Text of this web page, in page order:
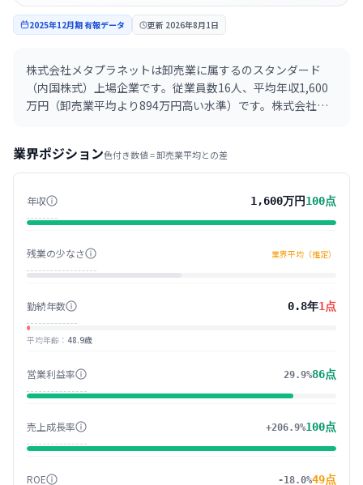
2025年12月期 有報データ 更新 2026年8月1日
株式会社メタプラネットは卸売業に属するのスタンダード
（内国株式）上場企業です。従業員数16人、平均年収1,600
万円（卸売業平均より894万円高い水準）です。株式会社レ
業、その他新規事業を手掛ける企業です。複数の事業を展開
し、収益源の多様化を図っています。
業界ポジション色付き数値 =卸売業平均との差
年収 1,600万円100点
残業の少なさ 業界平均（推定）
勤続年数 0.8年1 点
平均年齢 ： 48.9歳
営業利益率 29.9%86点
売上成長率 +206.9%100点
ROE -18.0%49点